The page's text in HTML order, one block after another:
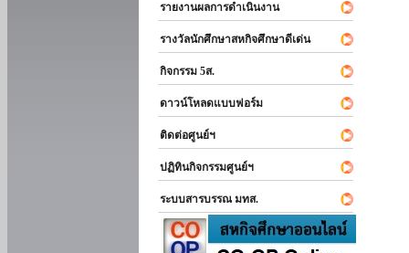
รายงานผลการดำเนินงาน
รางวัลนักศึกษาสหกิจศึกษาดีเด่น
กิจกรรม 5ส.
ดาวน์โหลดแบบฟอร์ม
ติดต่อศูนย์ฯ
ปฏิทินกิจกรรมศูนย์ฯ
ระบบสารบรรณ มทส.